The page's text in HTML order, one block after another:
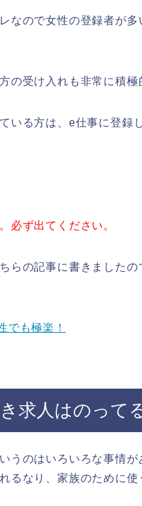
なので女性の登録者が多
の受け入れも非常に積極
いる方は、e仕事に登録
必ず出てください。
らの記事に書きましたの
でも極楽！
求人はのって
うのはいろいろな事情が
るなり、家族のために使